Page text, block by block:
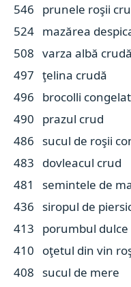
546 prunele roşii
524 mazărea
508 varza albă crudă
497 ţelina crudă
496 brocolli congelat
490 prazul crud
486 sucul de roşii
483 dovleacul crud
481 semintele de
436 siropul de
413 porumbul dulce
410 oţetul din vin
408 sucul de mere